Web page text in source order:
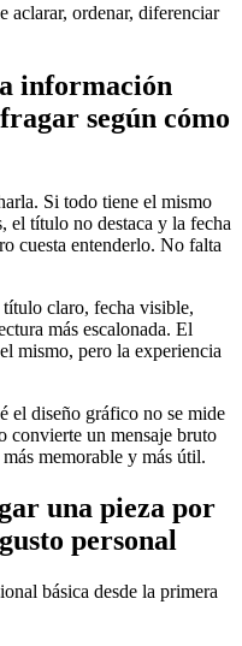
aclarar, ordenar, diferenciar
información
según cómo
Si todo tiene el mismo
el título no destaca y la fecha
cuesta entenderlo. No falta
claro, fecha visible,
más escalonada. El
mismo, pero la experiencia
el diseño gráfico no se mide
convierte un mensaje bruto
memorable y más útil.
una pieza por
personal
básica desde la primera